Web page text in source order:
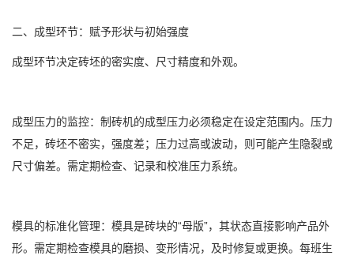
二、成型环节：赋予形状与初始强度
成型环节决定砖坯的密实度、尺寸精度和外观。
成型压力的监控：制砖机的成型压力必须稳定在设定范围内。压力
不足，砖坯不密实，强度差；压力过高或波动，则可能产生隐裂或
尺寸偏差。需定期检查、记录和校准压力系统。
模具的标准化管理：模具是砖块的“母版”，其状态直接影响产品外
形。需定期检查模具的磨损、变形情况，及时修复或更换。每班生